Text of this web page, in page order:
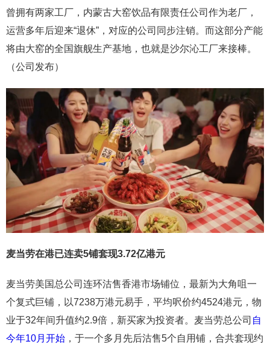
曾拥有两家工厂，内蒙古大窑饮品有限责任公司作为老厂，
运营多年后迎来“退休”，对应的公司同步注销。而这部分产能
将由大窑的全国旗舰生产基地，也就是沙尔沁工厂来接棒。
（公司发布）
麦当劳在港已连卖5铺套现3.72亿港元
麦当劳美国总公司连环沽售香港市场铺位，最新为大角咀一
个复式巨铺，以7238万港元易手，平均呎价约4524港元，物
业于32年间升值约2.9倍，新买家为投资者。麦当劳总公司 自
今年10月开始 ，于一个多月先后沽售5个自用铺，合共套现约